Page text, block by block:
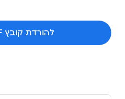
להורדת קובץ PDF